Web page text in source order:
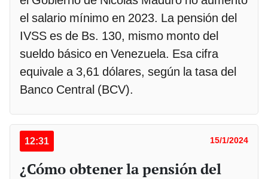
el salario mínimo en 2023. La pensión del
IVSS es de Bs. 130, mismo monto del
sueldo básico en Venezuela. Esa cifra
equivale a 3,61 dólares, según la tasa del
Banco Central (BCV).
12:31 15/1/2024
¿Cómo obtener la pensión del